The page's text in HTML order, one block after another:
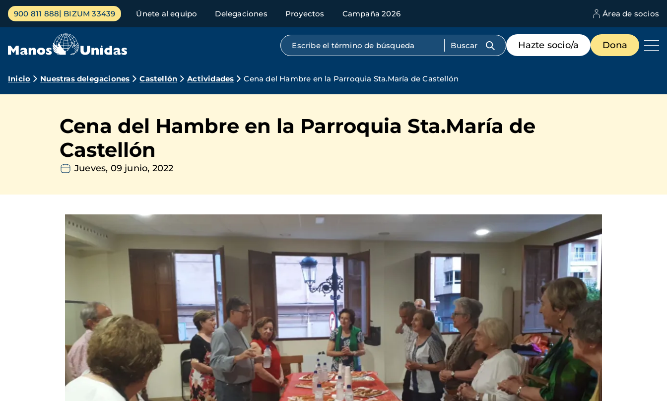
Pasar
contenido
Menú
principal
900 811 888 BIZUM 33439 Únete al equipo Delegaciones Proyectos Campaña 2026 Área de socios
Búsqueda por texto completo
Menú
de
destacados
Hazte socio/a Dona
Ruta
navegación
Inicio Nuestras delegaciones Castellón Actividades Cena del Hambre en la Parroquia Sta.María de Castellón
Cena del Hambre en la Parroquia Sta.María de
Castellón
Jueves, 09 junio, 2022